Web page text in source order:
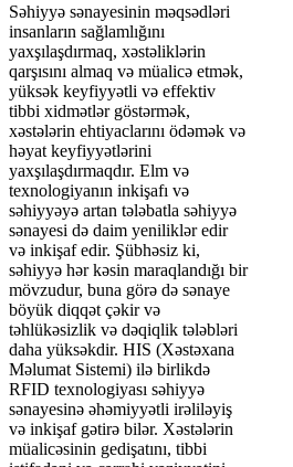
Səhiyyə sənayesinin məqsədləri
insanların sağlamlığını
yaxşılaşdırmaq, xəstəliklərin
qarşısını almaq və müalicə etmək,
yüksək keyfiyyətli və effektiv
tibbi xidmətlər göstərmək,
xəstələrin ehtiyaclarını ödəmək və
həyat keyfiyyətlərini
yaxşılaşdırmaqdır. Elm və
texnologiyanın inkişafı və
səhiyyəyə artan tələbatla səhiyyə
sənayesi də daim yeniliklər edir
və inkişaf edir. Şübhəsiz ki,
səhiyyə hər kəsin maraqlandığı bir
mövzudur, buna görə də sənaye
böyük diqqət çəkir və
təhlükəsizlik və dəqiqlik tələbləri
daha yüksəkdir. HIS (Xəstəxana
Məlumat Sistemi) ilə birlikdə
RFID texnologiyası səhiyyə
sənayesinə əhəmiyyətli irəliləyiş
və inkişaf gətirə bilər. Xəstələrin
müalicəsinin gedişatını, tibbi